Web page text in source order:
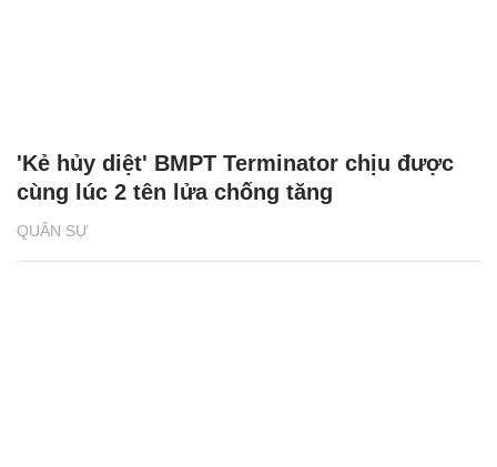
QUÂN SỰ
'Kẻ hủy diệt' BMPT Terminator chịu được
cùng lúc 2 tên lửa chống tăng